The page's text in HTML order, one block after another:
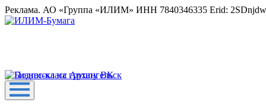
Реклама. АО «Группа «ИЛИМ» ИНН 7840346335 Erid: